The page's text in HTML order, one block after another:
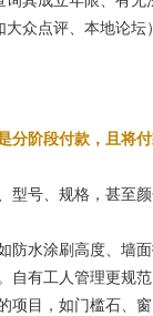
众点评、本地论
分阶段付款，且将
号、规格，甚至
水涂刷高度、墙
有工人管理更规
项目，如门槛石、